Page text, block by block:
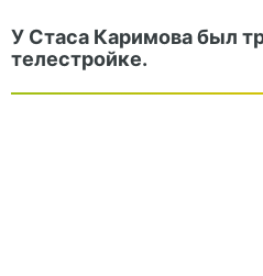
У Стаса Каримова был
телестройке.